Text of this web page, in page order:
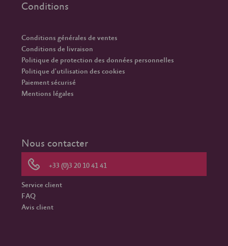
Conditions
Conditions générales de ventes
Conditions de livraison
Politique de protection des données personnelles
Politique d'utilisation des cookies
Paiement sécurisé
Mentions légales
Nous contacter
+33 (0)3 20 10 41 41
Service client
FAQ
Avis client